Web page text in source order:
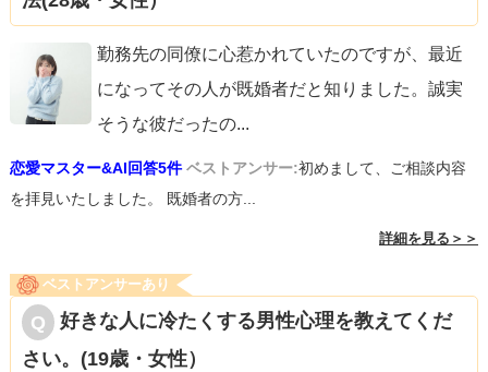
勤務先の同僚に心惹かれていたのですが、最近
になってその人が既婚者だと知りました。誠実
そうな彼だったの...
恋愛マスター&AI回答5件 ベストアンサー:初めまして、ご相談内容
を拝見いたしました。 既婚者の方...
詳細を見る＞＞
ベストアンサーあり
好きな人に冷たくする男性心理を教えてくだ
さい。(19歳・女性）